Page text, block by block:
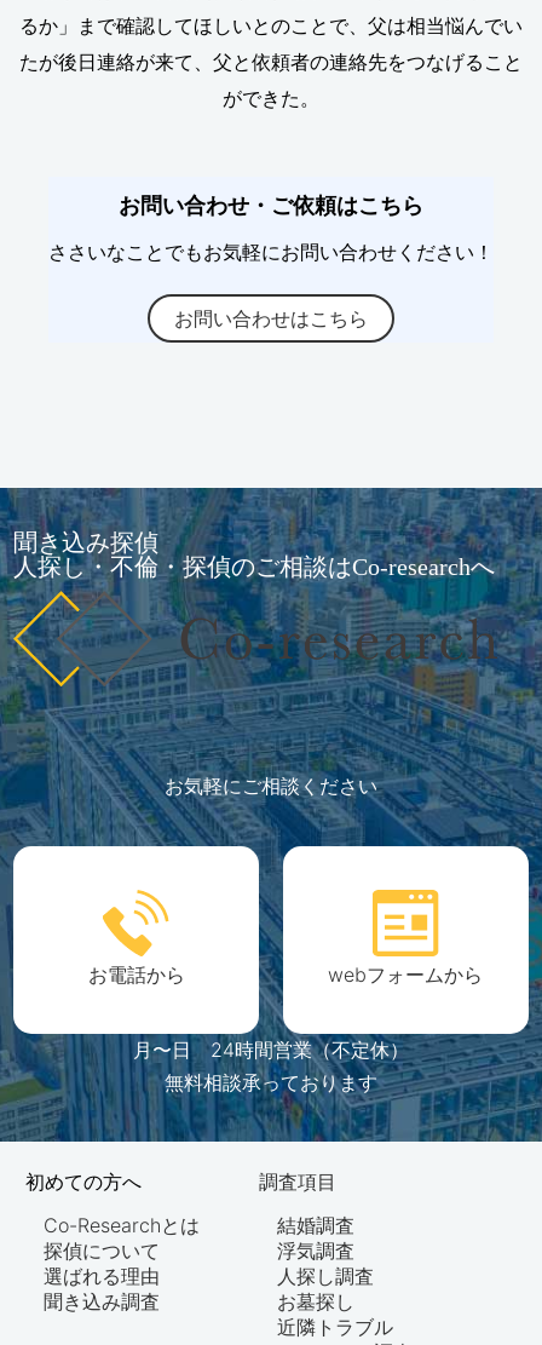
るか」まで確認してほしいとのことで、父は相当悩んでい
たが後日連絡が来て、父と依頼者の連絡先をつなげること
ができた。
お問い合わせ・ご依頼はこちら
ささいなことでもお気軽にお問い合わせください！
お問い合わせはこちら
聞き込み探偵
人探し・不倫・探偵のご相談はCo-researchへ
お気軽にご相談ください
お電話から webフォームから
月〜日 24時間営業（不定休）
無料相談承っております
初めての方へ
Co-Researchとは
探偵について
選ばれる理由
聞き込み調査
調査項目
結婚調査
浮気調査
人探し調査
お墓探し
近隣トラブル